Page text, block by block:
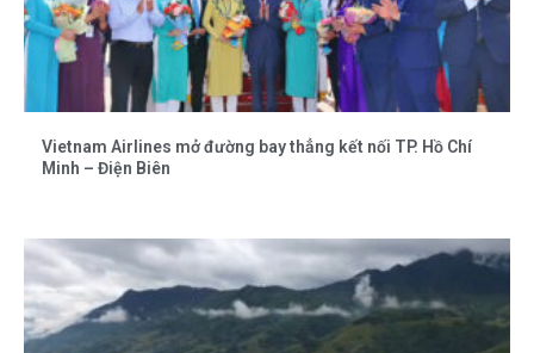
Vietnam Airlines mở đường bay thẳng kết nối TP. Hồ Chí
Minh – Điện Biên